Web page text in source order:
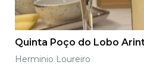
Quinta Poço do Lobo
Herminio Loureiro